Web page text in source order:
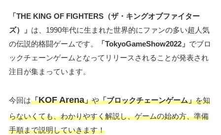
「THE KING OF FIGHTERS（ザ・キングオブファイター
ズ）」 は、1990年代に生まれた世界的にファンの多い超人気
の伝説的格闘ゲームです。
「TokyoGameShow2022」 でブロ
ックチェーンゲームとなってリリースされることが発表され
注目が集まっています。
今回は「KOF Arena」や「ブロックチェーンゲーム」を知
らないくても、わかりやすく解説し、ゲームの始め方、準備
手順まで説明していきます！